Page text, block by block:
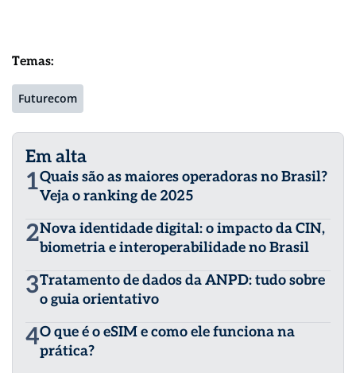
Temas:
Futurecom
Em alta
1Quais são as maiores operadoras no Brasil?
Veja o ranking de 2025
2Nova identidade digital: o impacto da CIN,
biometria e interoperabilidade no Brasil
3Tratamento de dados da ANPD: tudo sobre
o guia orientativo
4O que é o eSIM e como ele funciona na
prática?